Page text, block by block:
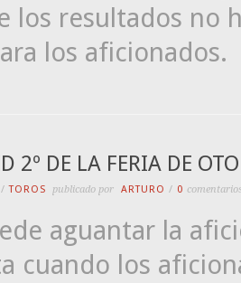
los resultados no
los aficionados.
2º DE LA FERIA DE
/TOROS publicado por ARTURO / 0
aguantar la
cuando los